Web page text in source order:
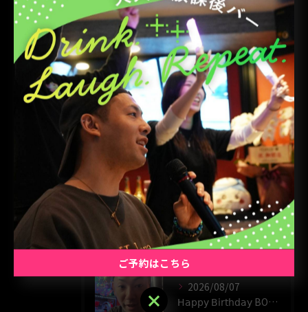
全てのカテゴリー
2次会
アミューズメント
カクテル
1人
最近の投稿
RECENT
2026/08/07
𝖧𝖺𝗉𝗉𝗒 𝖡𝗂𝗋𝗍𝗁𝖽𝖺𝗒 BOY‪(*´꒳`∩)‬ﾊｲ
ご予約はこちら
ご予約はこちら